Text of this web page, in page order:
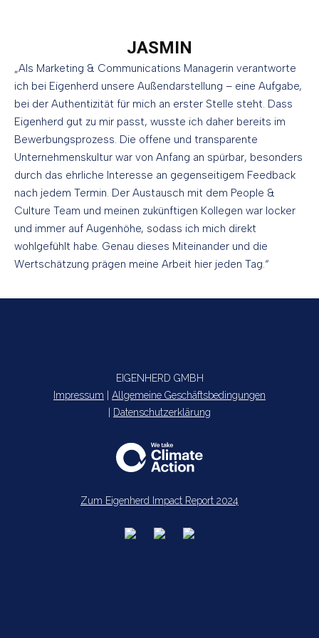
JASMIN
Sie befinden sich hier:
„Als Marketing & Communications Managerin verantworte
ich bei Eigenherd unsere Außendarstellung – eine Aufgabe,
bei der Authentizität für mich an erster Stelle steht. Dass
Eigenherd gut zu mir passt, wusste ich daher bereits im
Bewerbungsprozess. Die offene und transparente
Unternehmenskultur war von Anfang an spürbar, besonders
durch das ehrliche Interesse an gegenseitigem Feedback
nach jedem Termin. Der Austausch mit dem People &
Culture Team und meinen zukünftigen Kollegen war locker
und immer auf Augenhöhe, sodass ich mich direkt
wohlgefühlt habe. Genau dieses Miteinander und die
Wertschätzung prägen meine Arbeit hier jeden Tag.“
EIGENHERD GMBH
Impressum
Allgemeine Geschäftsbedingungen
Datenschutzerklärung
Zum Eigenherd Impact Report 2024